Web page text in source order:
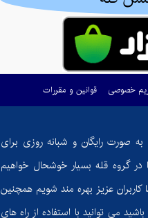
خصوصی قوانین و مقررات
صورت رایگان و شبانه روزی برای
گروه قله بسیار خوشحال خواهیم
عزیز بهره مند شویم همچنین
می توانید با استفاده از راه های